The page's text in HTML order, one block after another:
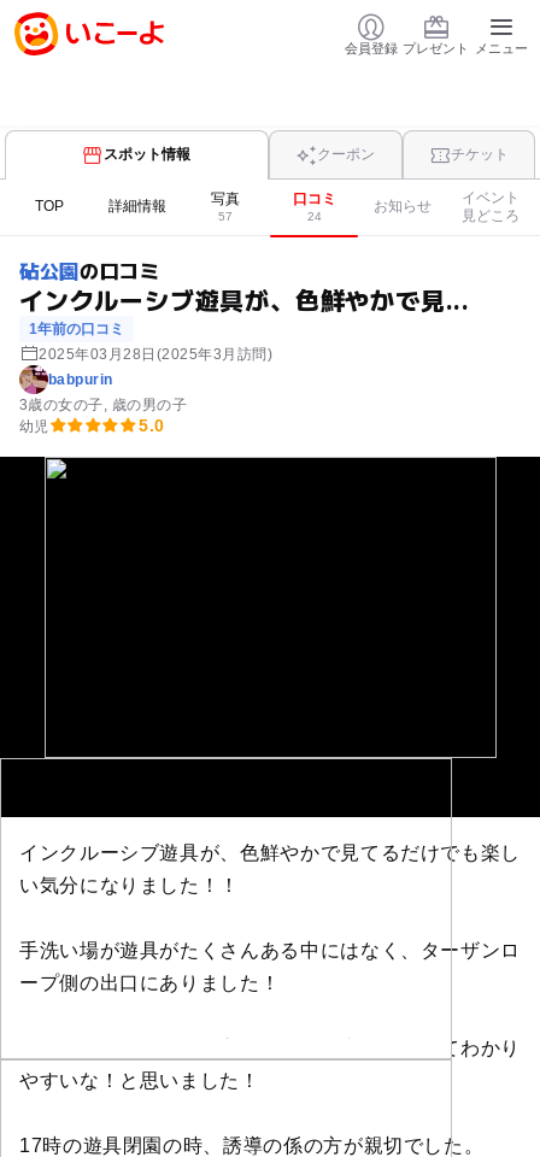
会員登録 プレゼント メニュー
スポット情報 クーポン チケット
TOP 詳細情報 写真
57
口コミ
24
お知らせ
イベント
見どころ
砧公園の口コミ
インクルーシブ遊具が、色鮮やかで見...
1年前の口コミ
2025年03月28日 (2025年3月訪問)
babpurin
3歳の女の子
歳の男の子
幼児
5.0
インクルーシブ遊具が、色鮮やかで見てるだけでも楽し
い気分になりました！！
手洗い場が遊具がたくさんある中にはなく、ターザンロ
ープ側の出口にありました！
混んでいる遊具は並び方のルールが書いてあってわかり
やすいな！と思いました！
17時の遊具閉園の時、誘導の係の方が親切でした。